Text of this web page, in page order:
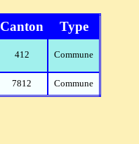
Canton Type
412 Commune
7812 Commune